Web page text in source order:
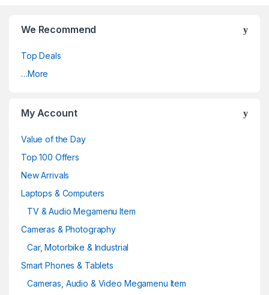
We Recommend
Top Deals
…More
My Account
Value of the Day
Top 100 Offers
New Arrivals
Laptops & Computers
TV & Audio Megamenu Item
Cameras & Photography
Car, Motorbike & Industrial
Smart Phones & Tablets
Cameras, Audio & Video Megamenu Item